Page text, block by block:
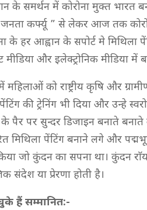
के समर्थन में कोरोना मुक्त
जनता कर्फ्यू ” से लेकर आज तक
के हर आह्वान के सपोर्ट मे
मीडिया और इलेक्ट्रोनिक मीडिया
को राष्ट्रीय कृषि और
की ट्रेनिंग भी दिया और उन्हे
पैर पर सुन्दर डिजाइन बनाते
मिथिला पेंटिंग बनाने लगे और
जो कुंदन का सपना था। कुंदन
संदेश या प्रेरणा होती है।
हैं सम्मानित:-